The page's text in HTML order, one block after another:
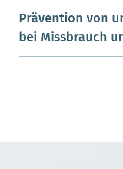
Prävention von
bei Missbrauch